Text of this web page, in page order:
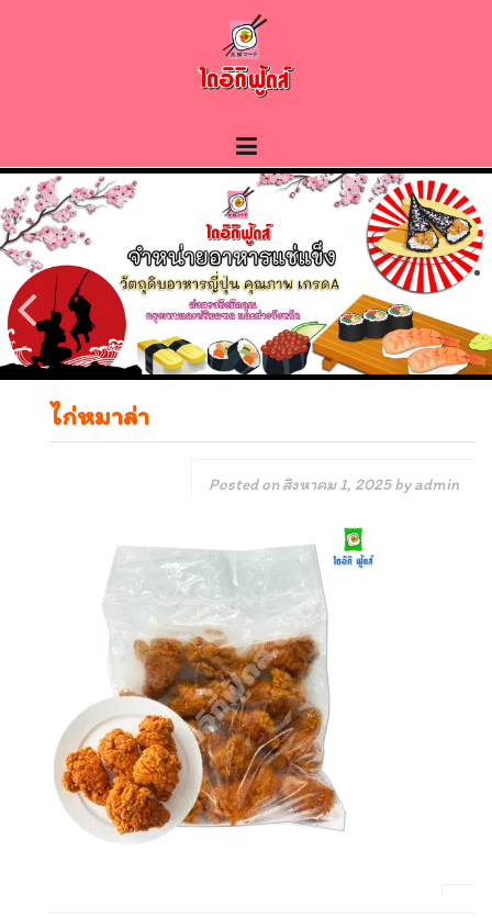
ไก่หมาล่า
Posted onสิงหาคม 1, 2025byadmin